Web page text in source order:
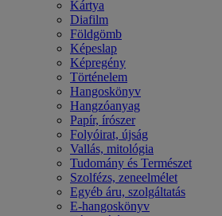
Kártya
Diafilm
Földgömb
Képeslap
Képregény
Történelem
Hangoskönyv
Hangzóanyag
Papír, írószer
Folyóirat, újság
Vallás, mitológia
Tudomány és Természet
Szolfézs, zeneelmélet
Egyéb áru, szolgáltatás
E-hangoskönyv